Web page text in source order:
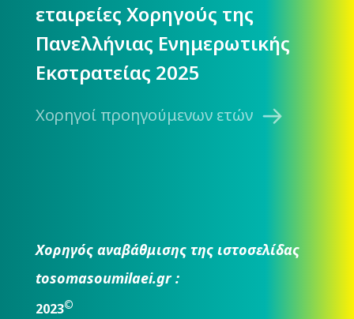
εταιρείες Χορηγούς της
Πανελλήνιας Ενημερωτικής
Εκστρατείας 2025
Χορηγοί προηγούμενων ετών
Χορηγός αναβάθμισης της ιστοσελίδας
tosomasoumilaei.gr :
2023©